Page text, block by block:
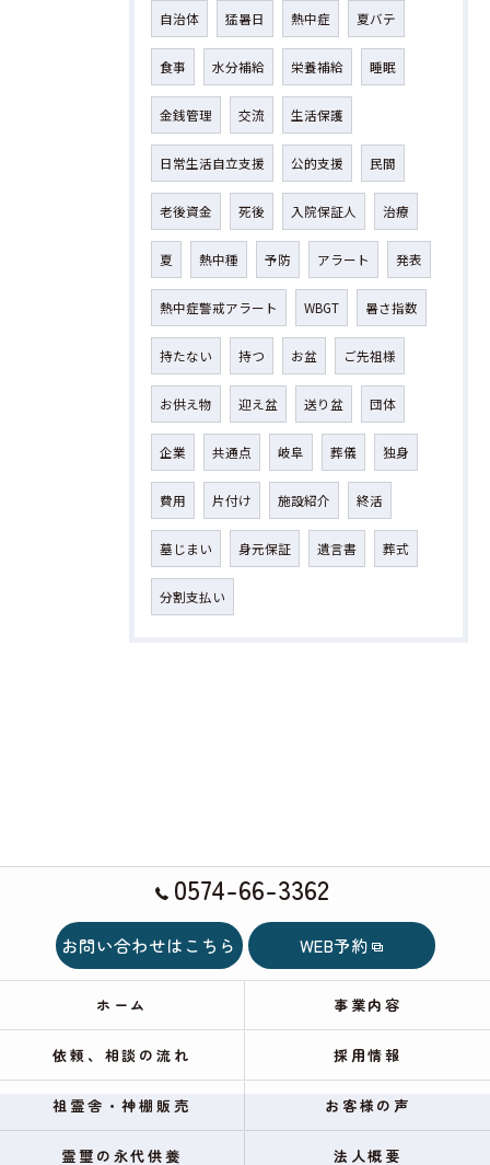
自治体 猛暑日 熱中症 夏バテ
食事 水分補給 栄養補給 睡眠
金銭管理 交流 生活保護
日常生活自立支援 公的支援 民間
老後資金 死後 入院保証人 治療
夏 熱中種 予防 アラート 発表
熱中症警戒アラート WBGT 暑さ指数
持たない 持つ お盆 ご先祖様
お供え物 迎え盆 送り盆 団体
企業 共通点 岐阜 葬儀 独身
費用 片付け 施設紹介 終活
墓じまい 身元保証 遺言書 葬式
分割支払い
0574-66-3362
お問い合わせはこちら WEB予約
ホーム 事業内容
依頼、相談の流れ 採用情報
祖霊舎・神棚販売 お客様の声
霊璽の永代供養 法人概要